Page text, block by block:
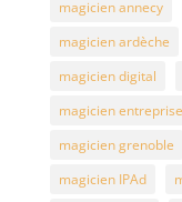
magicien annecy
magicien ardèche
magicien digital
magicien entreprise
magicien grenoble
magicien IPAd